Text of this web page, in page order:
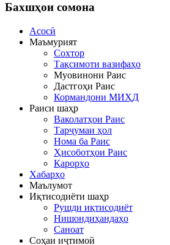
Бахшҳои сомона
Асосӣ
Маъмурият
Сохтор
Тақсимоти вазифаҳо
Муовинони Раис
Дастгоҳи Раис
Кормандони МИҲД
Раиси шаҳр
Ваколатҳои Раис
Тарҷумаи ҳол
Нома ба Раис
Ҳисоботҳои Раис
Қарорҳо
Хабарҳо
Маълумот
Иқтисодиёти шаҳр
Рушди иқтисодиёт
Нишондиҳандаҳо
Саноат
Соҳаи иҷтимоӣ